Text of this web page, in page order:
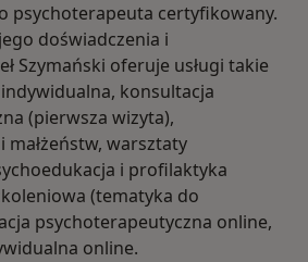
psychoterapeuta certyfikowany.
doświadczenia i
Szymański oferuje usługi takie
konsultacja
(pierwsza wizyta),
warsztaty
i profilaktyka
(tematyka do
psychoterapeutyczna online,
online.